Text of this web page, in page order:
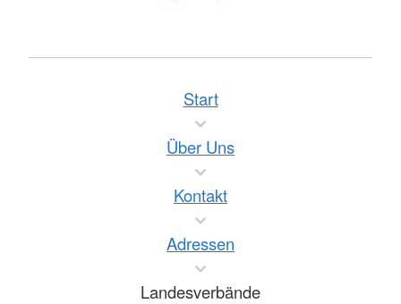
Start
Über Uns
Kontakt
Adressen
Landesverbände